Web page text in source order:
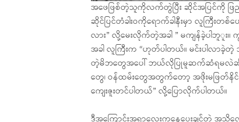
အဖေဖြစ်တဲ့သူကိုလက်တွဲပြီး ဆိုင်အပြင်ကို ဖြ
ဆိုင်ပြင်တံခါးဝကိုရောက်ခါနီးမှာ လူကြီး
လား” လို့မေးလိုက်တဲ့အခါ ” မကျန်ခဲ့ပါဘူူး။ က
အခါ လူကြီးက “ဟုတ်ပါတယ်။ မင်းပါလာခဲ့
တဲ့မိဘတွေအပေါ် ဘယ်လိုပြုမူဆက်ဆံရမလဲဆို
တွေ၊ ဝန်ထမ်းတွေအတွက်တော့ အဖိုးမဖြတ်နိ
ကျေးဇူးတင်ပါတယ်” လို့ပြောလိုက်ပါတယ်။